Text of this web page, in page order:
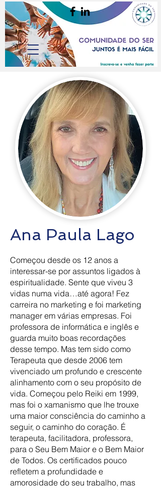
Ana Paula Lago
Começou desde os 12 anos a
interessar-se por assuntos ligados à
espiritualidade. Sente que viveu 3
vidas numa vida…até agora! Fez
carreira no marketing e foi marketing
manager em várias empresas. Foi
professora de informática e inglês e
guarda muito boas recordações
desse tempo. Mas tem sido como
Terapeuta que desde 2006 tem
vivenciado um profundo e crescente
alinhamento com o seu propósito de
vida. Começou pelo Reiki em 1999,
mas foi o xamanismo que lhe trouxe
uma maior consciência do caminho a
seguir, o caminho do coração. É
terapeuta, facilitadora, professora,
para o Seu Bem Maior e o Bem Maior
de Todos. Os certificados pouco
refletem a profundidade e
amorosidade do seu trabalho, mas